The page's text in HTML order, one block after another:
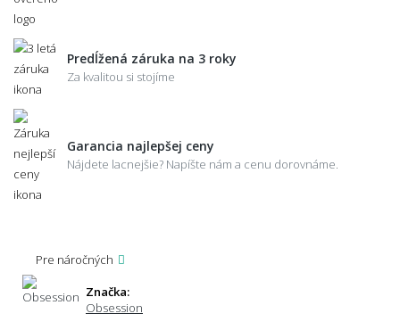
Predĺžená záruka na 3 roky
Za kvalitou si stojíme
Garancia najlepšej ceny
Nájdete lacnejšie? Napíšte nám a cenu dorovnáme.
Pre náročných
Značka:
Obsession